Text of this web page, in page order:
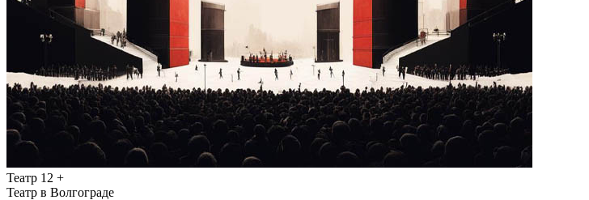
Театр 12 +
Театр в Волгограде